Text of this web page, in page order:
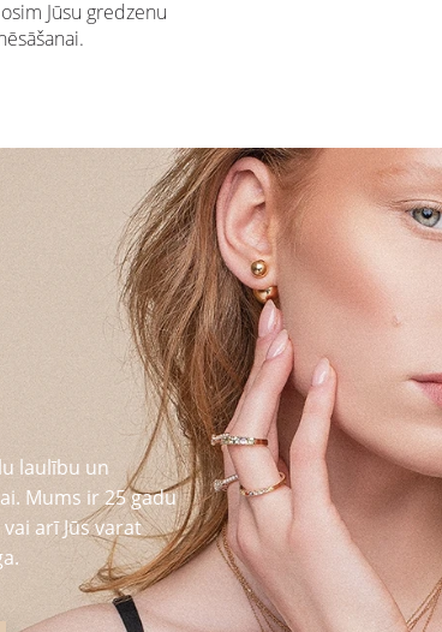
Jūsu gredzenu
laulību un
Mums ir 25 gadu
arī Jūs varat